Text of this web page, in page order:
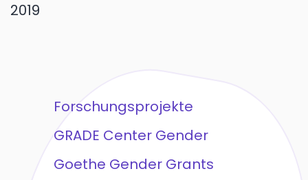
2019
Forschungsprojekte
GRADE Center Gender
Goethe Gender Grants